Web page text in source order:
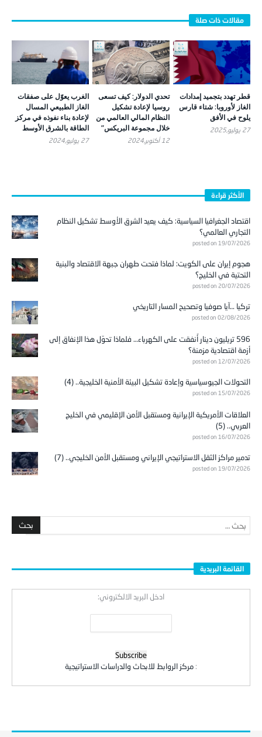
قطر تهدد بتجميد إمدادات
الغاز لأوروبا: شتاء قارس
يلوح في الأفق
27 يوليو,2025
تحدي الدولار: كيف تسعى
روسيا لإعادة تشكيل
النظام المالي العالمي من
خلال مجموعة البريكس”
12 أكتوبر,2024
الغرب يعوّل على صفقات
الغاز الطبيعي المسال
لإعادة بناء نفوذه في مركز
الطاقة بالشرق الأوسط
27 يوليو,2024
الأكثر قراءة
اقتصاد الجغرافيا السياسية: كيف يعيد الشرق الأوسط تشكيل النظام
التجاري العالمي؟
posted on 19/07/2026
هجوم إيران على الكويت: لماذا فتحت طهران جبهة الاقتصاد والبنية
التحتية في الخليج؟
posted on 20/07/2026
تركيا …آيا صوفيا وتصحيح المسار التاريخي
posted on 02/08/2026
596 تريليون دينار أُنفقت على الكهرباء… فلماذا تحوّل هذا الإنفاق إلى
أزمة اقتصادية مزمنة؟
posted on 12/07/2026
التحولات الجيوسياسية وإعادة تشكيل البيئة الأمنية الخليجية.. (4)
posted on 15/07/2026
العلاقات الأمريكية الإيرانية ومستقبل الأمن الإقليمي في الخليج
العربي.. (5)
posted on 16/07/2026
تدمير مراكز الثقل الاستراتيجي الإيراني ومستقبل الأمن الخليجي.. (7)
posted on 19/07/2026
القائمة البريدية
ادخل البريد الالكتروني:
: مركز الروابط للابحاث والدراسات الاستراتيجية